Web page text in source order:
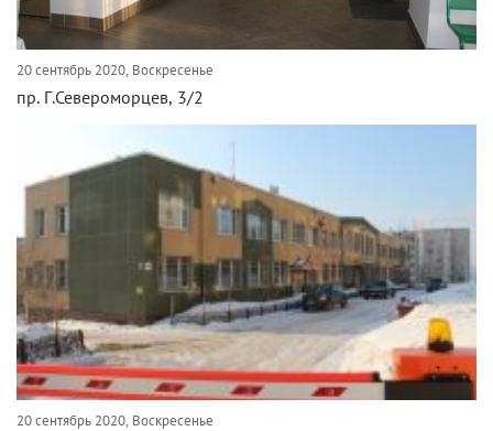
20 сентябрь 2020, Воскресенье
пр. Г.Североморцев, 3/2
20 сентябрь 2020, Воскресенье